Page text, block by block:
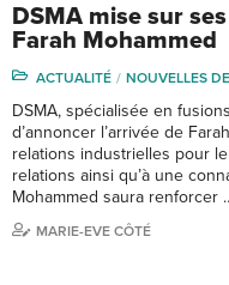
DSMA mise sur
Farah Mohammed
ACTUALITÉ NOUVELLES
DSMA, spécialisée en
d’annoncer l’arrivée de
relations industrielles pour
relations ainsi qu’à une
Mohammed saura renforcer
MARIE-EVE CÔTÉ